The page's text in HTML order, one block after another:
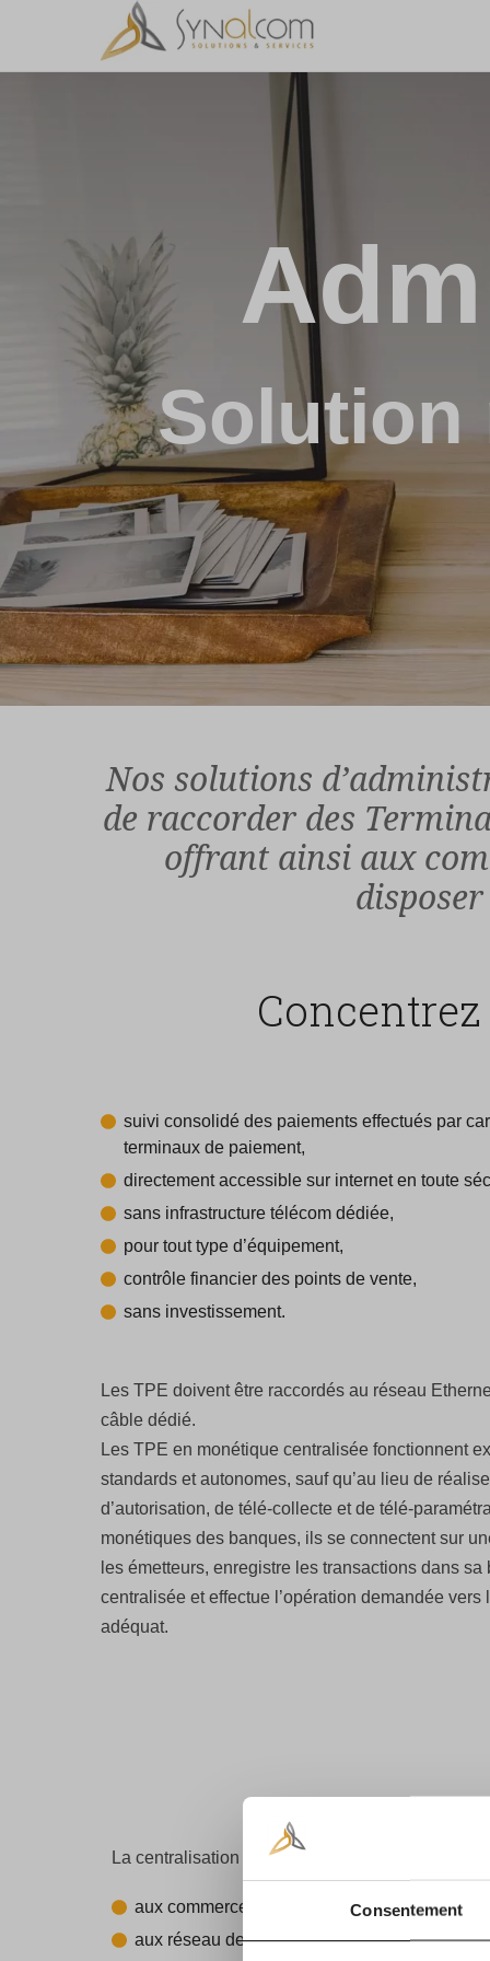
Consentement
Solution
Nos solutions
de raccorder des
offrant ainsi aux
suivi consolidé des paiements effectués par
terminaux de paiement,
directement accessible sur internet en toute
sans infrastructure télécom dédiée,
pour tout type d’équipement,
contrôle financier des points de vente,
sans investissement.
Les TPE doivent être raccordés au réseau
câble dédié.
Les TPE en monétique centralisée fonctionnent
standards et autonomes, sauf qu’au lieu de
d’autorisation, de télé-collecte et de télé-
monétiques des banques, ils se connectent sur
les émetteurs, enregistre les transactions dans
centralisée et effectue l’opération demandée vers
adéquat.
La centralisation sur une plate-forme est adaptée :
aux commerces ou service de proximité,
aux réseau de boutiques d’une même